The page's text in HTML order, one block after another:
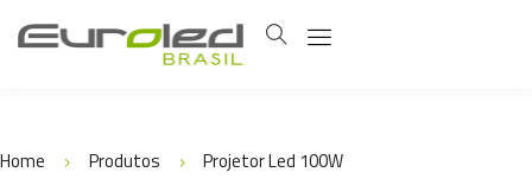
Home Produtos Projetor Led 100W